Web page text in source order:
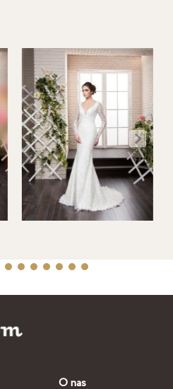
O nas